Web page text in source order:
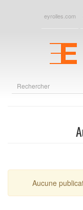
eyrolles.com
Aucune